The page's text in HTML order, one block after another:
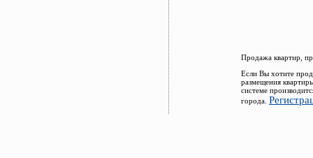
Продажа квартир,
Если Вы хотите
размещения
системе
города.